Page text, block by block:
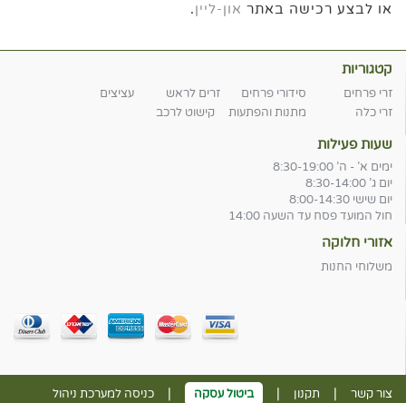
או לבצע רכישה באתר און-ליין.
קטגוריות
זרי פרחים סידורי פרחים זרים לראש
עציצים
זרי כלה
מתנות והפתעות קישוט לרכב
שעות פעילות
ימים א' - ה' 8:30-19:00
יום ג' 8:30-14:00
יום שישי 8:00-14:30
חול המועד פסח עד השעה 14:00
אזורי חלוקה
משלוחי החנות
צור קשר | תקנון | ביטול עסקה | כניסה למערכת ניהול